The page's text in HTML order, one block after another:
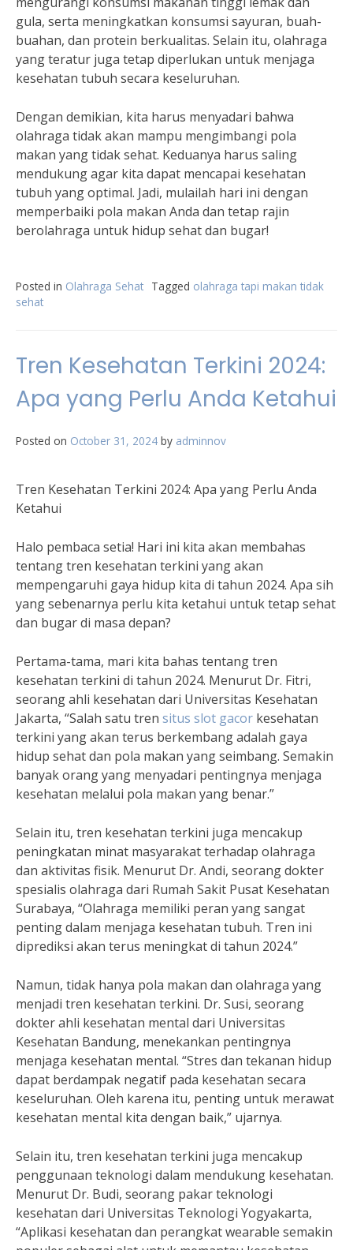
gula, serta meningkatkan konsumsi sayuran, buah-
buahan, dan protein berkualitas. Selain itu, olahraga
yang teratur juga tetap diperlukan untuk menjaga
kesehatan tubuh secara keseluruhan.
Dengan demikian, kita harus menyadari bahwa
olahraga tidak akan mampu mengimbangi pola
makan yang tidak sehat. Keduanya harus saling
mendukung agar kita dapat mencapai kesehatan
tubuh yang optimal. Jadi, mulailah hari ini dengan
memperbaiki pola makan Anda dan tetap rajin
berolahraga untuk hidup sehat dan bugar!
Posted in Olahraga Sehat Tagged olahraga tapi makan tidak
sehat
Tren Kesehatan Terkini 2024:
Apa yang Perlu Anda Ketahui
Posted on October 31, 2024 by adminnov
Tren Kesehatan Terkini 2024: Apa yang Perlu Anda
Ketahui
Halo pembaca setia! Hari ini kita akan membahas
tentang tren kesehatan terkini yang akan
mempengaruhi gaya hidup kita di tahun 2024. Apa sih
yang sebenarnya perlu kita ketahui untuk tetap sehat
dan bugar di masa depan?
Pertama-tama, mari kita bahas tentang tren
kesehatan terkini di tahun 2024. Menurut Dr. Fitri,
seorang ahli kesehatan dari Universitas Kesehatan
Jakarta, “Salah satu tren situs slot gacor kesehatan
terkini yang akan terus berkembang adalah gaya
hidup sehat dan pola makan yang seimbang. Semakin
banyak orang yang menyadari pentingnya menjaga
kesehatan melalui pola makan yang benar.”
Selain itu, tren kesehatan terkini juga mencakup
peningkatan minat masyarakat terhadap olahraga
dan aktivitas fisik. Menurut Dr. Andi, seorang dokter
spesialis olahraga dari Rumah Sakit Pusat Kesehatan
Surabaya, “Olahraga memiliki peran yang sangat
penting dalam menjaga kesehatan tubuh. Tren ini
diprediksi akan terus meningkat di tahun 2024.”
Namun, tidak hanya pola makan dan olahraga yang
menjadi tren kesehatan terkini. Dr. Susi, seorang
dokter ahli kesehatan mental dari Universitas
Kesehatan Bandung, menekankan pentingnya
menjaga kesehatan mental. “Stres dan tekanan hidup
dapat berdampak negatif pada kesehatan secara
keseluruhan. Oleh karena itu, penting untuk merawat
kesehatan mental kita dengan baik,” ujarnya.
Selain itu, tren kesehatan terkini juga mencakup
penggunaan teknologi dalam mendukung kesehatan.
Menurut Dr. Budi, seorang pakar teknologi
kesehatan dari Universitas Teknologi Yogyakarta,
“Aplikasi kesehatan dan perangkat wearable semakin